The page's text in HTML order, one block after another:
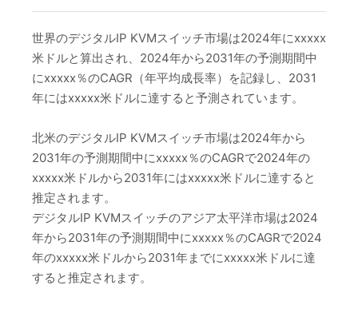
世界のデジタルIP KVMスイッチ市場は2024年にxxxxx
米ドルと算出され、2024年から2031年の予測期間中
にxxxxx％のCAGR（年平均成長率）を記録し、2031
年にはxxxxx米ドルに達すると予測されています。
北米のデジタルIP KVMスイッチ市場は2024年から
2031年の予測期間中にxxxxx％のCAGRで2024年の
xxxxx米ドルから2031年にはxxxxx米ドルに達すると
推定されます。
デジタルIP KVMスイッチのアジア太平洋市場は2024
年から2031年の予測期間中にxxxxx％のCAGRで2024
年のxxxxx米ドルから2031年までにxxxxx米ドルに達
すると推定されます。